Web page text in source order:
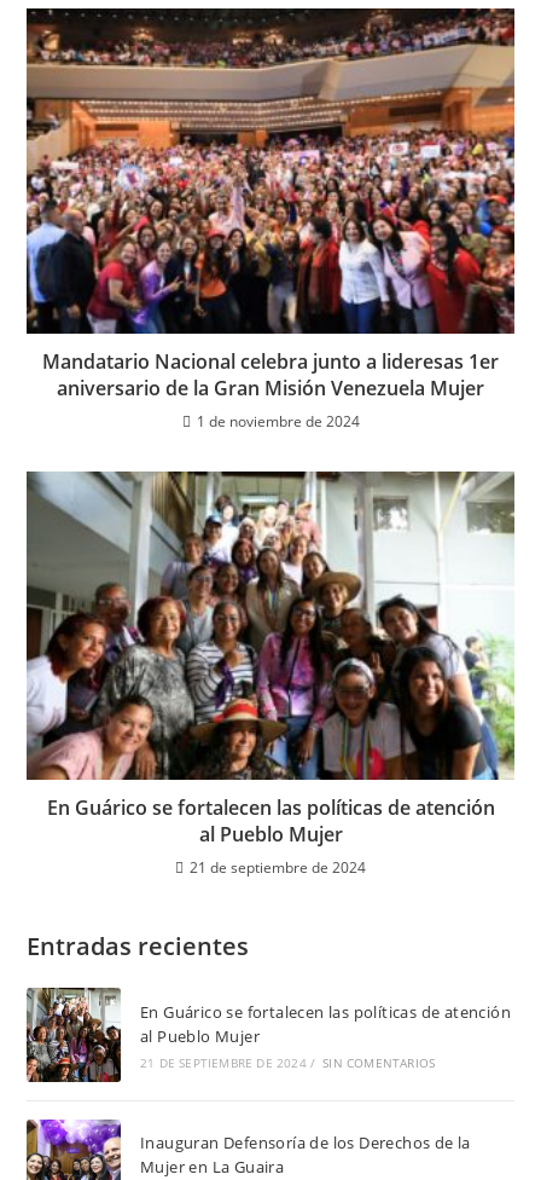
Mandatario Nacional celebra junto a lideresas 1er
aniversario de la Gran Misión Venezuela Mujer
1 de noviembre de 2024
En Guárico se fortalecen las políticas de atención
al Pueblo Mujer
21 de septiembre de 2024
Entradas recientes
En Guárico se fortalecen las políticas de atención
al Pueblo Mujer
21 DE SEPTIEMBRE DE 2024 / SIN COMENTARIOS
Inauguran Defensoría de los Derechos de la
Mujer en La Guaira